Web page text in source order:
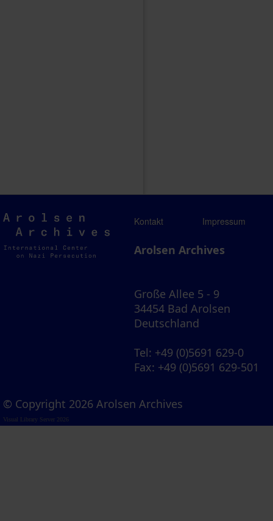
Arolsen
Archives
Kontakt Impressum
Arolsen Archives
Große Allee 5 - 9
34454 Bad Arolsen
Deutschland
Tel: +49 (0)5691 629-0
Fax: +49 (0)5691 629-501
© Copyright 2026 Arolsen Archives
Visual Library Server 2026